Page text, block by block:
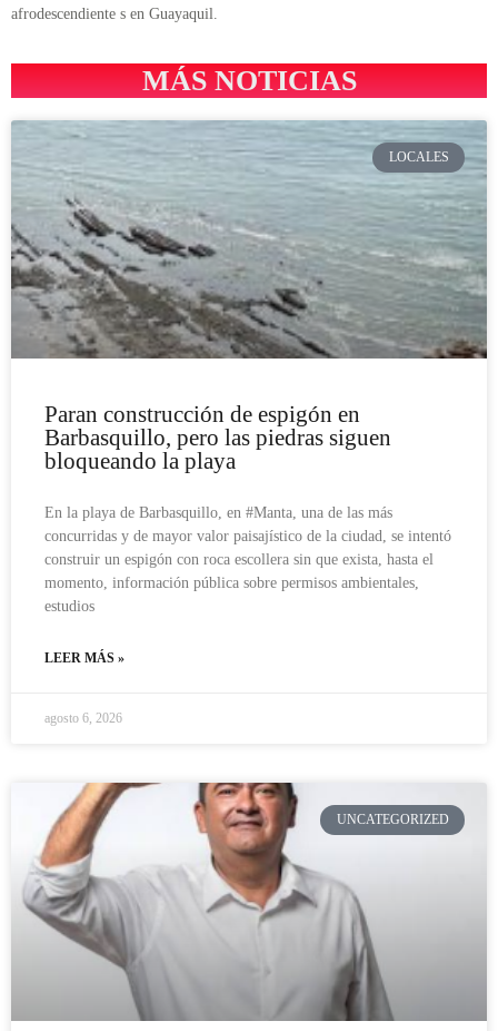
afrodescendiente s en Guayaquil.
MÁS NOTICIAS
LOCALES
Paran construcción de espigón en
Barbasquillo, pero las piedras siguen
bloqueando la playa
En la playa de Barbasquillo, en #Manta, una de las más
concurridas y de mayor valor paisajístico de la ciudad, se intentó
construir un espigón con roca escollera sin que exista, hasta el
momento, información pública sobre permisos ambientales,
estudios
LEER MÁS »
agosto 6, 2026
UNCATEGORIZED